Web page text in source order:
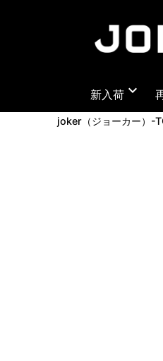
新入荷 expand_more
joker（ジョーカー）-